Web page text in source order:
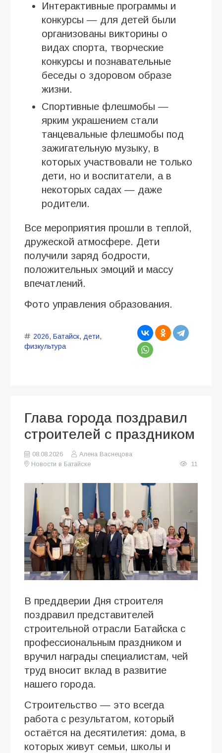
Интерактивные программы и
конкурсы — для детей были
организованы викторины о
видах спорта, творческие
конкурсы и познавательные
беседы о здоровом образе
жизни.
Спортивные флешмобы —
ярким украшением стали
танцевальные флешмобы под
зажигательную музыку, в
которых участвовали не только
дети, но и воспитатели, а в
некоторых садах — даже
родители.
Все мероприятия прошли в теплой,
дружеской атмосфере. Дети
получили заряд бодрости,
положительных эмоций и массу
впечатлений.
Фото управления образования.
2026, Батайск, дети,
физкультура
Глава города поздравил
строителей с праздником
08.08.2026
Алена Васнецова
Новости в Батайске
11
В преддверии Дня строителя
поздравил представителей
строительной отрасли Батайска с
профессиональным праздником и
вручил награды специалистам, чей
труд вносит вклад в развитие
нашего города.
Строительство — это всегда
работа с результатом, который
остаётся на десятилетия: дома, в
которых живут семьи, школы и